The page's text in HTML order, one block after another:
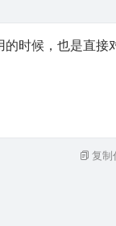
时候，也是直接
复制